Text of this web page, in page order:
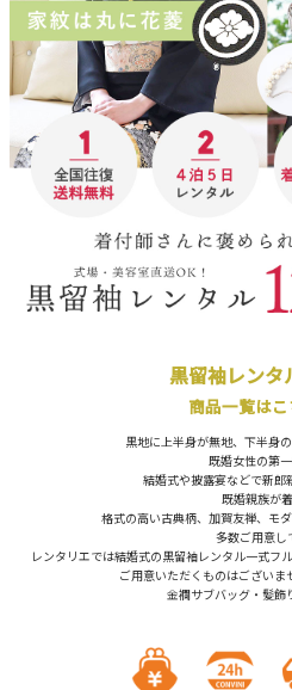
黒留袖レンタ
商品一覧は
黒地に上半身が無地、下半身
既婚女性の第
結婚式や披露宴などで新郎
既婚親族が
格式の高い古典柄、加賀友禅、モ
多数ご用意し
レンタリエでは結婚式の黒留袖レンタル一式
ご用意いただくものはございま
金襴サブバッグ・髪飾